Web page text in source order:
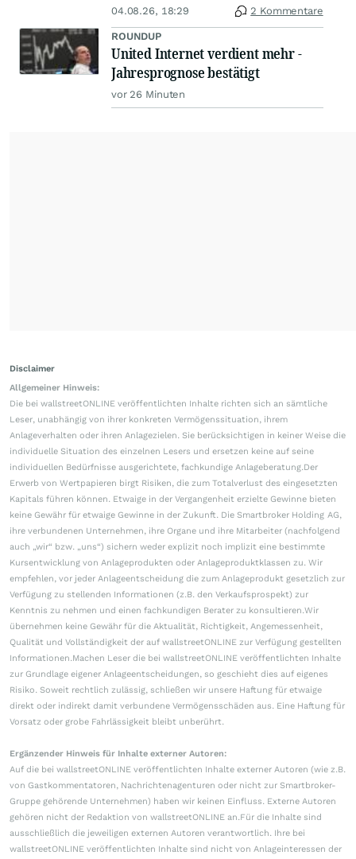
04.08.26, 18:29 2 Kommentare
ROUNDUP
United Internet verdient mehr -
Jahresprognose bestätigt
vor 26 Minuten
Disclaimer
Allgemeiner Hinweis:
Die bei wallstreetONLINE veröffentlichten Inhalte richten sich an sämtliche
Leser, unabhängig von ihrer konkreten Vermögenssituation, ihrem
Anlageverhalten oder ihren Anlagezielen. Sie berücksichtigen in keiner Weise die
individuelle Situation des einzelnen Lesers und ersetzen keine auf seine
individuellen Bedürfnisse ausgerichtete, fachkundige Anlageberatung.Der
Erwerb von Wertpapieren birgt Risiken, die zum Totalverlust des eingesetzten
Kapitals führen können. Etwaige in der Vergangenheit erzielte Gewinne bieten
keine Gewähr für etwaige Gewinne in der Zukunft. Die Smartbroker Holding AG,
ihre verbundenen Unternehmen, ihre Organe und ihre Mitarbeiter (nachfolgend
auch „wir“ bzw. „uns“) sichern weder explizit noch implizit eine bestimmte
Kursentwicklung von Anlageprodukten oder Anlageproduktklassen zu. Wir
empfehlen, vor jeder Anlageentscheidung die zum Anlageprodukt gesetzlich zur
Verfügung zu stellenden Informationen (z.B. den Verkaufsprospekt) zur
Kenntnis zu nehmen und einen fachkundigen Berater zu konsultieren.Wir
übernehmen keine Gewähr für die Aktualität, Richtigkeit, Angemessenheit,
Qualität und Vollständigkeit der auf wallstreetONLINE zur Verfügung gestellten
Informationen.Machen Leser die bei wallstreetONLINE veröffentlichten Inhalte
zur Grundlage eigener Anlageentscheidungen, so geschieht dies auf eigenes
Risiko. Soweit rechtlich zulässig, schließen wir unsere Haftung für etwaige
direkt oder indirekt damit verbundene Vermögensschäden aus. Eine Haftung für
Vorsatz oder grobe Fahrlässigkeit bleibt unberührt.
Ergänzender Hinweis für Inhalte externer Autoren:
Auf die bei wallstreetONLINE veröffentlichten Inhalte externer Autoren (wie z.B.
von Gastkommentatoren, Nachrichtenagenturen oder nicht zur Smartbroker-
Gruppe gehörende Unternehmen) haben wir keinen Einfluss. Externe Autoren
gehören nicht der Redaktion von wallstreetONLINE an.Für die Inhalte sind
ausschließlich die jeweiligen externen Autoren verantwortlich. Ihre bei
wallstreetONLINE veröffentlichten Inhalte sind nicht von Anlageinteressen der